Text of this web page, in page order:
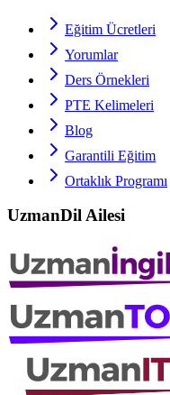
Eğitim Ücretleri
Yorumlar
Ders Örnekleri
PTE Kelimeleri
Blog
Garantili Eğitim
Ortaklık Programı
UzmanDil Ailesi